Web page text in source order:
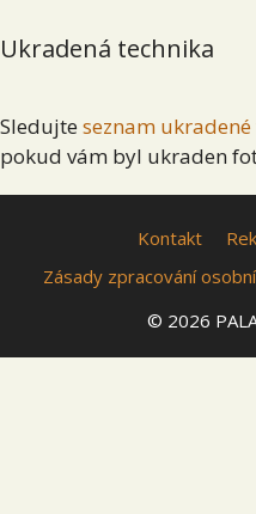
Ukradená technika
Sledujte seznam
pokud vám byl ukraden
Kontakt
Zásady zpracování
© 2026